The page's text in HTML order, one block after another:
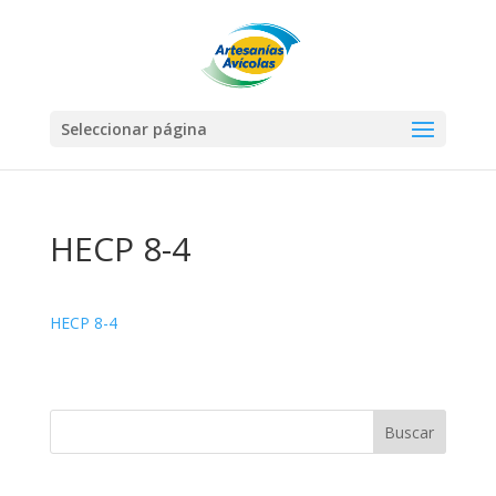
Seleccionar página
HECP 8-4
HECP 8-4